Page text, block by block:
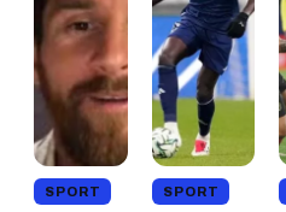
SPORT SPORT